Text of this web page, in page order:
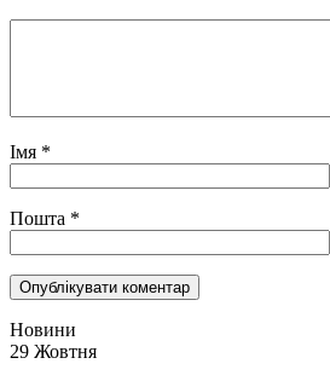
Імя *
Пошта *
Новини
29 Жовтня